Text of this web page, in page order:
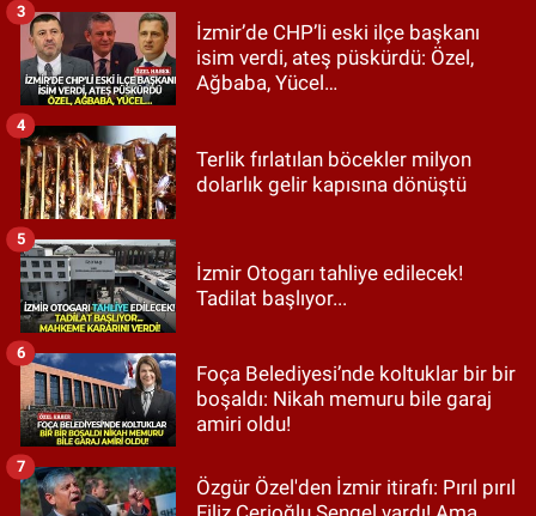
İzmir’de CHP’li eski ilçe başkanı
isim verdi, ateş püskürdü: Özel,
Ağbaba, Yücel…
3
Terlik fırlatılan böcekler milyon
dolarlık gelir kapısına dönüştü
4
İzmir Otogarı tahliye edilecek!
Tadilat başlıyor...
5
Foça Belediyesi’nde koltuklar bir bir
boşaldı: Nikah memuru bile garaj
amiri oldu!
6
Özgür Özel'den İzmir itirafı: Pırıl pırıl
7